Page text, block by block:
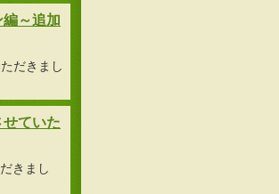
～追加
だきまし
ていた
きまし